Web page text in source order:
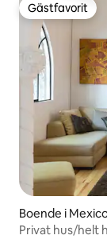
Gästfavorit
Gästfavorit
Boende i
Privat hus/helt